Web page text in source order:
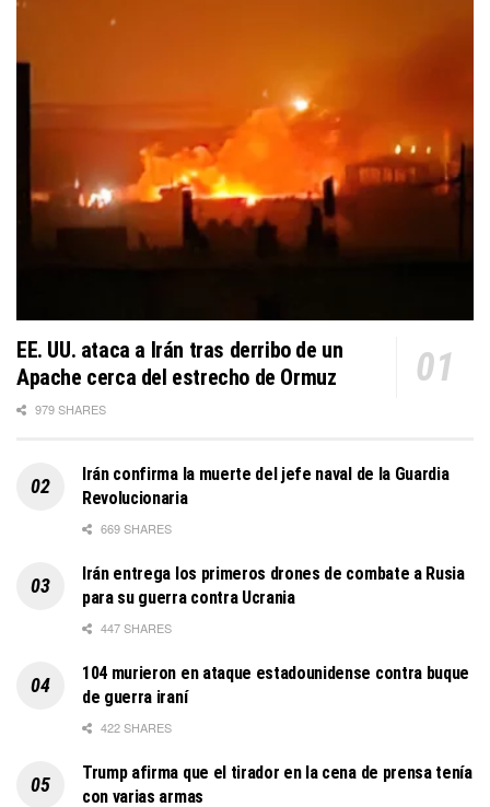
EE. UU. ataca a Irán tras derribo de un
Apache cerca del estrecho de Ormuz
979 SHARES
Irán confirma la muerte del jefe naval de la Guardia
Revolucionaria
669 SHARES
Irán entrega los primeros drones de combate a Rusia
para su guerra contra Ucrania
447 SHARES
104 murieron en ataque estadounidense contra buque
de guerra iraní
422 SHARES
Trump afirma que el tirador en la cena de prensa tenía
con varias armas